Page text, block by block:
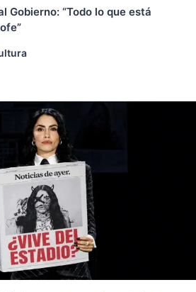
Gobierno: “Todo lo que está